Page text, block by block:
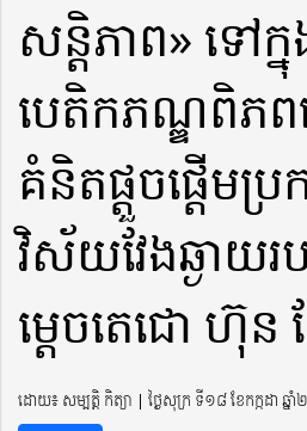
សន្តិភាព» ទៅក្
បេតិកភណ្ឌពិភ
គំនិតផ្តួចផ្តើមប្
វិស័យវែងឆ្ងាយ
ម្តេចតេជោ ហ៊ុន
ដោយ៖ សម្បត្តិ កិត្យា ​​ | ថ្ងៃសុក្រ ទី១៨ ខែកក្កដា ឆ្ន